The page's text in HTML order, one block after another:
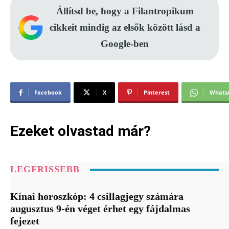
Állítsd be, hogy a Filantropikum
cikkeit mindig az elsők között lásd a
Google-ben
Facebook X Pinterest
Ezeket olvastad már?
LEGFRISSEBB
Kínai horoszkóp: 4 csillagjegy számára
augusztus 9-én véget érhet egy fájdalmas
fejezet